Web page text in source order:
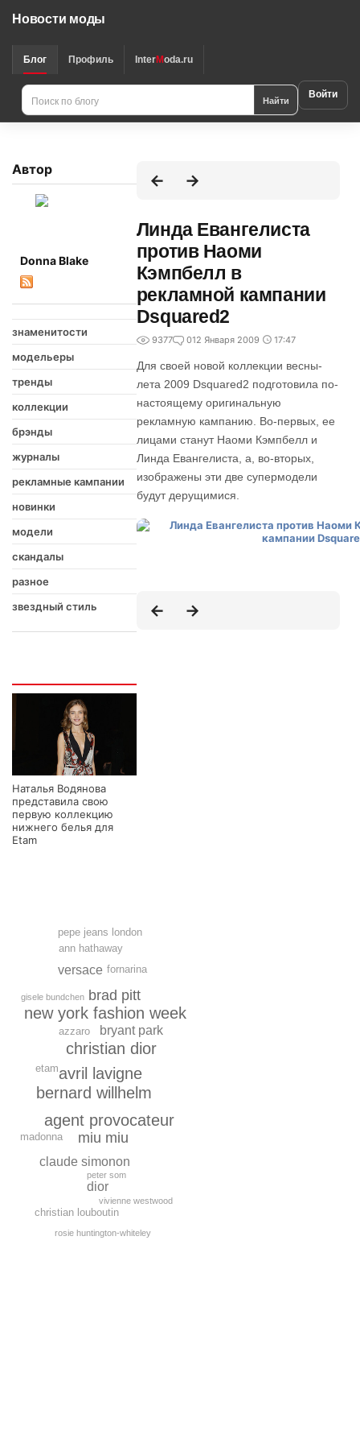
Новости моды
Блог Профиль InterModa.ru
Найти Войти
Автор
Donna Blake
знаменитости
модельеры
тренды
коллекции
брэнды
журналы
рекламные кампании
новинки
модели
скандалы
разное
звездный стиль
Наталья Водянова
представила свою
первую коллекцию
нижнего белья для
Etam
avril lavigne
bernard willhelm
christian dior
agent provocateur
new york fashion week
miu miu
brad pitt
bryant park
claude simonon
versace
dior
ann hathaway
pepe jeans london
azzaro
etam
fornarina
сhristian louboutin
madonna
vivienne westwood
rosie huntington-whiteley
gisele bundchen
peter som
Линда Евангелиста
против Наоми
Кэмпбелл в
рекламной кампании
Dsquared2
9377 012 Января 2009 17:47
Для своей новой коллекции весны-
лета 2009 Dsquared2 подготовила по-
настоящему оригинальную
рекламную кампанию. Во-первых, ее
лицами станут Наоми Кэмпбелл и
Линда Евангелиста, а, во-вторых,
изображены эти две супермодели
будут дерущимися.